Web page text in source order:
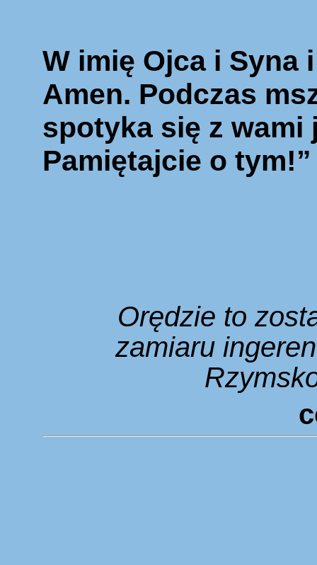
W imię Ojca i Syna
Amen. Podczas
spotyka się z wami
Pamiętajcie o tym!”
Orędzie to
zamiaru